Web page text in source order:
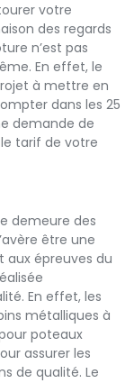
votre
des regards
n’est pas
En effet, le
à mettre en
dans les 25
demande de
tarif de votre
demeure des
être une
aux épreuves du
En effet, les
métalliques à
poteaux
assurer les
de qualité. Le